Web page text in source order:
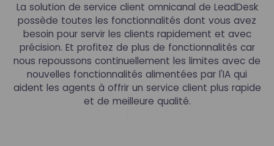
La solution de service client omnicanal de LeadDesk
possède toutes les fonctionnalités dont vous avez
besoin pour servir les clients rapidement et avec
précision. Et profitez de plus de fonctionnalités car
nous repoussons continuellement les limites avec de
nouvelles fonctionnalités alimentées par l'IA qui
aident les agents à offrir un service client plus rapide
et de meilleure qualité.